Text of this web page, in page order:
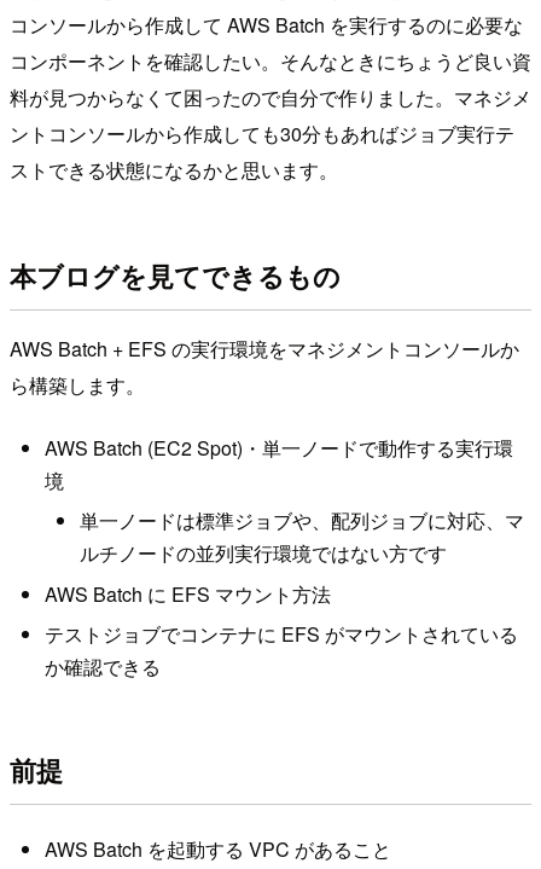
コンソールから作成して AWS Batch を実行するのに必要な
コンポーネントを確認したい。そんなときにちょうど良い資
料が見つからなくて困ったので自分で作りました。マネジメ
ントコンソールから作成しても30分もあればジョブ実行テ
ストできる状態になるかと思います。
本ブログを見てできるもの
AWS Batch + EFS の実行環境をマネジメントコンソールか
ら構築します。
AWS Batch (EC2 Spot)・単一ノードで動作する実行環
境
単一ノードは標準ジョブや、配列ジョブに対応、マ
ルチノードの並列実行環境ではない方です
AWS Batch に EFS マウント方法
テストジョブでコンテナに EFS がマウントされている
か確認できる
前提
AWS Batch を起動する VPC があること